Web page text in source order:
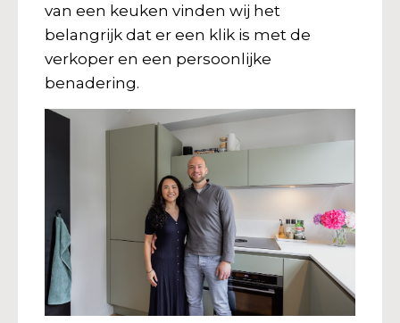
van een keuken vinden wij het
belangrijk dat er een klik is met de
verkoper en een persoonlijke
benadering.